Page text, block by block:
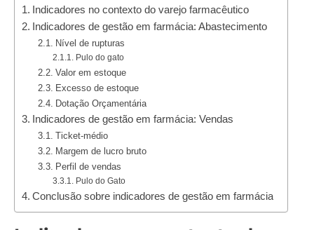
Indicadores no contexto do varejo farmacêutico
Indicadores de gestão em farmácia: Abastecimento
Nível de rupturas
Pulo do gato
Valor em estoque
Excesso de estoque
Dotação Orçamentária
Indicadores de gestão em farmácia: Vendas
Ticket-médio
Margem de lucro bruto
Perfil de vendas
Pulo do Gato
Conclusão sobre indicadores de gestão em farmácia